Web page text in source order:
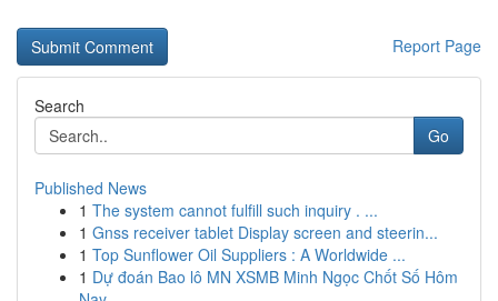
Report Page
Search
Go
Published News
1 The system cannot fulfill such inquiry . ...
1 Gnss receiver tablet Display screen and steerin...
1 Top Sunflower Oil Suppliers : A Worldwide ...
1 Dự đoán Bao lô MN XSMB Minh Ngọc Chốt Số Hôm